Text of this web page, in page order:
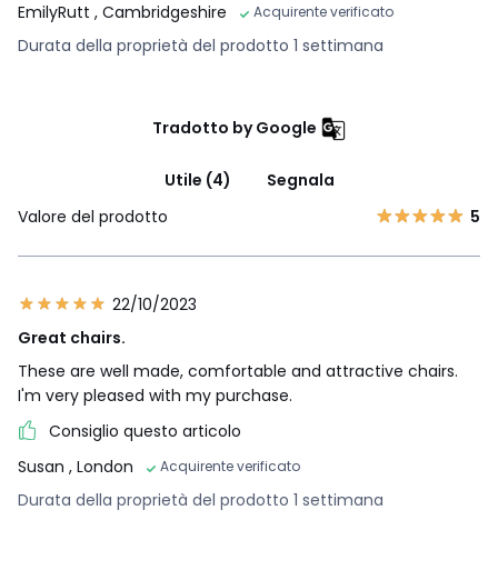
EmilyRutt , Cambridgeshire Acquirente verificato
Durata della proprietà del prodotto 1 settimana
Tradotto by Google
Utile (4)
Segnala
Valore del prodotto
5
22/10/2023
Great chairs.
These are well made, comfortable and attractive chairs.
I'm very pleased with my purchase.
Consiglio questo articolo
Susan , London Acquirente verificato
Durata della proprietà del prodotto 1 settimana